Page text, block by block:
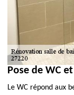
Pose de WC
Le WC répond aux